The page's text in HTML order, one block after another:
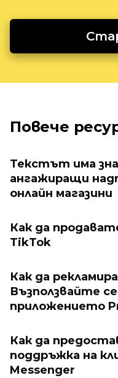
Повече
Текстът има
ангажиращи
онлайн магазини
Как да
TikTok
Как да
Възползвайте
приложението
Как да
поддръжка на
Messenger